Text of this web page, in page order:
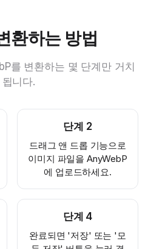
환하는 방법
를 변환하는 몇 단계만 거치
됩니다.
단계 2
드래그 앤 드롭 기능으로
이미지 파일을 AnyWebP
에 업로드하세요.
단계 4
완료되면 '저장' 또는 '모